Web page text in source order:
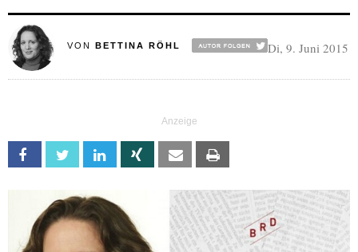
VON BETTINA RÖHL Di, 9. Juni 2015
Facebook Twitter Linkedin Xing Email